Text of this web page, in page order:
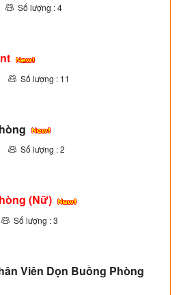
Số lượng : 4
Số lượng : 11
Số lượng : 2
(Nữ)
Số lượng : 3
Viên Dọn Buồng Phòng